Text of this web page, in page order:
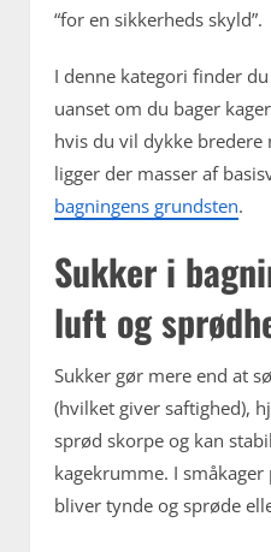
“for en sikkerheds skyld”.
I denne kategori finder
uanset om du bager
hvis du vil dykke bredere
ligger der masser af
bagningens grundsten.
Sukker i
luft og
Sukker gør mere end at
(hvilket giver saftighed),
sprød skorpe og kan
kagekrumme. I
bliver tynde og sprøde